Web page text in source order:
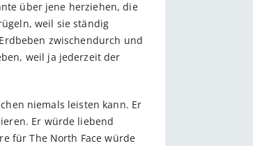
über jene herziehen, die
weil sie ständig
zwischendurch und
weil ja jederzeit der
niemals leisten kann. Er
Er würde liebend
für The North Face würde